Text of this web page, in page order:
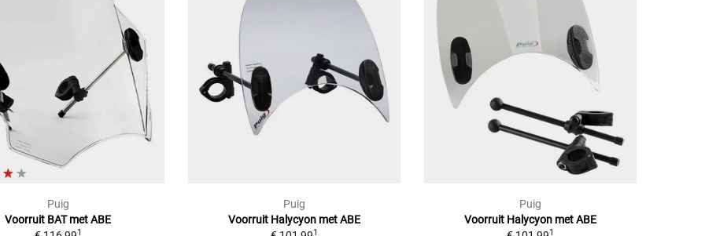
Puig
Voorruit BAT met ABE
1
Puig
Voorruit Halycyon met ABE
1
Puig
Voorruit Halycyon met ABE
1